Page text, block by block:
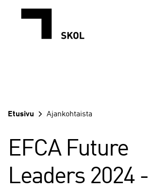
sisältöön
Etusivu Ajankohtaista
EFCA Future
Leaders 2024 -